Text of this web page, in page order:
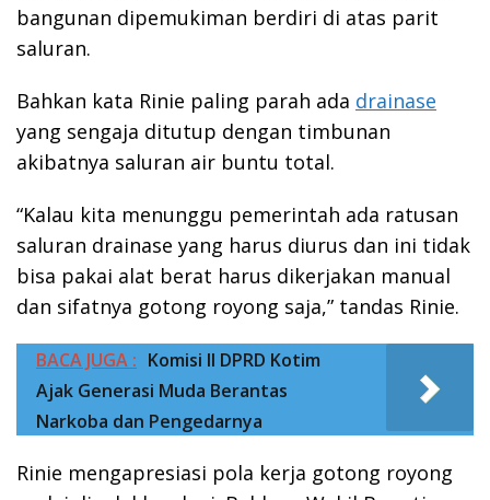
bangunan dipemukiman berdiri di atas parit
saluran.
Bahkan kata Rinie paling parah ada drainase
yang sengaja ditutup dengan timbunan
akibatnya saluran air buntu total.
“Kalau kita menunggu pemerintah ada ratusan
saluran drainase yang harus diurus dan ini tidak
bisa pakai alat berat harus dikerjakan manual
dan sifatnya gotong royong saja,” tandas Rinie.
BACA JUGA : Komisi II DPRD Kotim
Ajak Generasi Muda Berantas
Narkoba dan Pengedarnya
Rinie mengapresiasi pola kerja gotong royong